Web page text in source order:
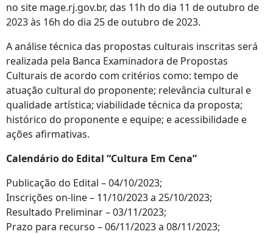
no site mage.rj.gov.br, das 11h do dia 11 de outubro de
2023 às 16h do dia 25 de outubro de 2023.
A análise técnica das propostas culturais inscritas será
realizada pela Banca Examinadora de Propostas
Culturais de acordo com critérios como: tempo de
atuação cultural do proponente; relevância cultural e
qualidade artística; viabilidade técnica da proposta;
histórico do proponente e equipe; e acessibilidade e
ações afirmativas.
Calendário do Edital “Cultura Em Cena”
Publicação do Edital – 04/10/2023;
Inscrições on-line – 11/10/2023 a 25/10/2023;
Resultado Preliminar – 03/11/2023;
Prazo para recurso – 06/11/2023 a 08/11/2023;